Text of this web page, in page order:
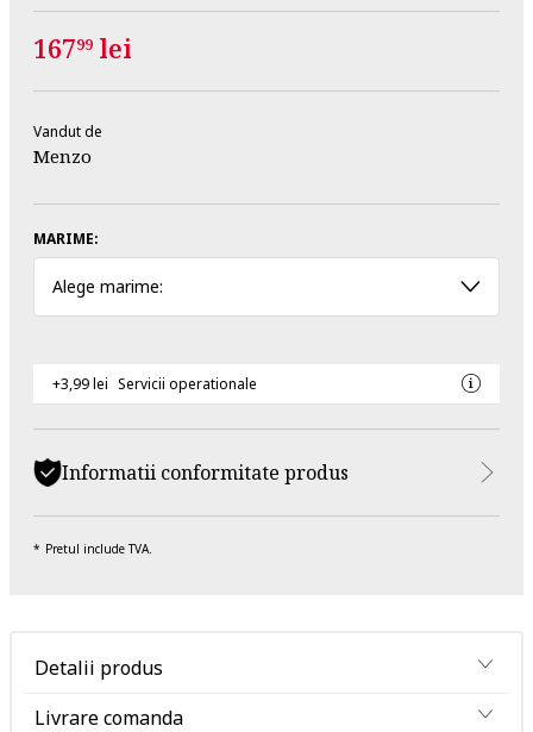
16799 lei
Vandut de
Menzo
MARIME:
Alege marime:
+3,99 lei Servicii operationale
Informatii conformitate produs
Pretul include TVA.
Detalii produs
Livrare comanda